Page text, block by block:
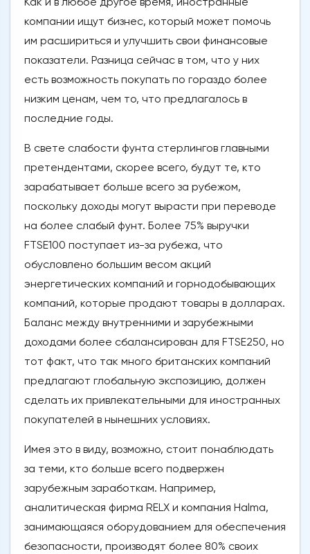
компании ищут бизнес, который может помочь
им расшириться и улучшить свои финансовые
показатели. Разница сейчас в том, что у них
есть возможность покупать по гораздо более
низким ценам, чем то, что предлагалось в
последние годы.
В свете слабости фунта стерлингов главными
претендентами, скорее всего, будут те, кто
зарабатывает больше всего за рубежом,
поскольку доходы могут вырасти при переводе
на более слабый фунт. Более 75% выручки
FTSE100 поступает из-за рубежа, что
обусловлено большим весом акций
энергетических компаний и горнодобывающих
компаний, которые продают товары в долларах.
Баланс между внутренними и зарубежными
доходами более сбалансирован для FTSE250, но
тот факт, что так много британских компаний
предлагают глобальную экспозицию, должен
сделать их привлекательными для иностранных
покупателей в нынешних условиях.
Имея это в виду, возможно, стоит понаблюдать
за теми, кто больше всего подвержен
зарубежным заработкам. Например,
аналитическая фирма RELX и компания Halma,
занимающаяся оборудованием для обеспечения
безопасности, производят более 80% своих